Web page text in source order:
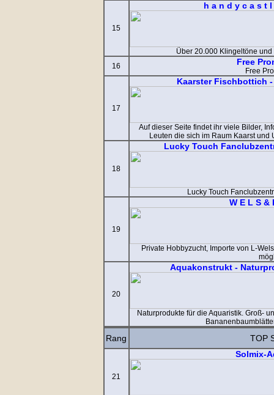
15
h a n d y c a s t l
Über 20.000 Klingeltöne
16
Free
Free
17
Kaarster Fischbottich
Auf dieser Seite findet ihr viele Bilder,
Leuten die sich im Raum Kaarst und
18
Lucky Touch
Lucky Touch
19
W E L S &
Private Hobbyzucht, Importe von L-
20
Aquakonstrukt -
Naturprodukte für die Aquaristik. Groß-
Rang TOP
21
Solmix-